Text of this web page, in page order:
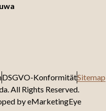
DSGVO-KonformitätSitemap
All Rights Reserved.
byeMarketingEye